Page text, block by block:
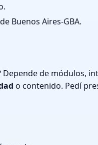
Buenos Aires-GBA.
Depende de módulos,
o contenido. Pedí